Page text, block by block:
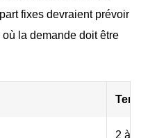
fixes devraient prévoir
la demande doit être
2 à